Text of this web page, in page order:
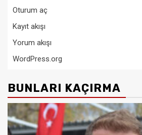
Oturum aç
Kayıt akışı
Yorum akışı
WordPress.org
BUNLARI KAÇIRMA